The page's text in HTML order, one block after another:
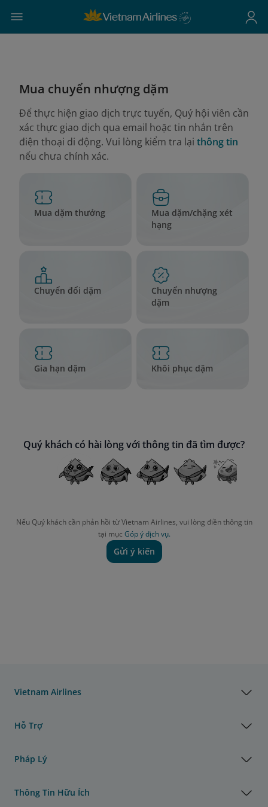
Mua chuyển nhượng dặm
Để thực hiện giao dịch trực tuyến, Quý hội viên cần
xác thực giao dịch qua email hoặc tin nhắn trên
điện thoại di động. Vui lòng kiểm tra lại thông tin
nếu chưa chính xác.
Mua dặm thưởng
Mua dặm/chặng xét
hạng
Chuyển đổi dặm
Chuyển nhượng
dặm
Gia hạn dặm Khôi phục dặm
Quý khách có hài lòng với thông tin đã tìm được?
Nếu Quý khách cần phản hồi từ Vietnam Airlines, vui lòng điền thông tin
tại mục Góp ý dịch vụ.
Gửi ý kiến
Vietnam Airlines
Hỗ Trợ
Pháp Lý
Thông Tin Hữu Ích